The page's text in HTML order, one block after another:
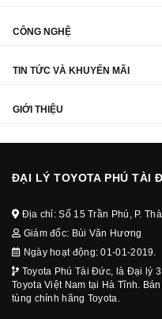
CÔNG NGHỆ
TIN TỨC VÀ KHUYẾN MÃI
GIỚI THIỆU
ĐẠI LÝ TOYOTA PHÚ TÀI
Địa chỉ: Số 15 Trần Phú, P.
Giám đốc: Bùi Văn Hương
Ngày hoạt động: 01-01-2019.
Toyota Phú Tài Đức, là Đại lý
Toyota Việt Nam tại Hà Tĩnh.
tùng chính hãng Toyota.